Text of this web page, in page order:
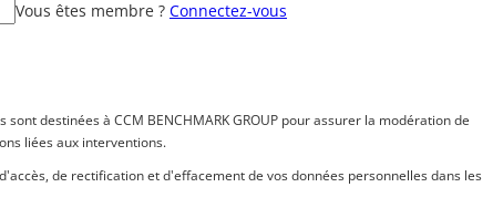
Vous êtes membre ? Connectez-vous
destinées à CCM BENCHMARK GROUP pour assurer la modération de
liées aux interventions.
de rectification et d'effacement de vos données personnelles dans les